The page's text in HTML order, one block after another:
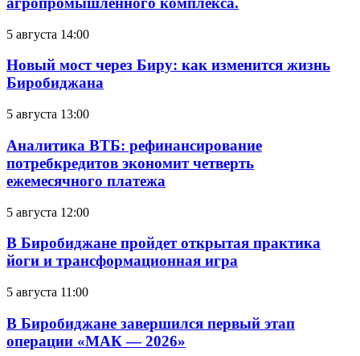
5 августа 14:00
Новый мост через Биру: как изменится жизнь
Биробиджана
5 августа 13:00
Аналитика ВТБ: рефинансирование
потребкредитов экономит четверть
ежемесячного платежа
5 августа 12:00
В Биробиджане пройдет открытая практика
йоги и трансформационная игра
5 августа 11:00
В Биробиджане завершился первый этап
операции «МАК — 2026»